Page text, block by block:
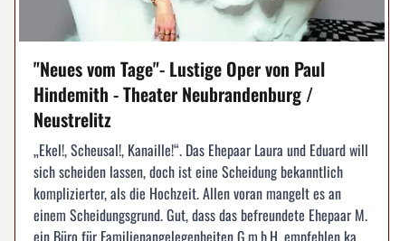
"Neues vom Tage"- Lustige Oper von Paul
Hindemith - Theater Neubrandenburg /
Neustrelitz
„Ekel!, Scheusal!, Kanaille!“. Das Ehepaar Laura und Eduard will
sich scheiden lassen, doch ist eine Scheidung bekanntlich
komplizierter, als die Hochzeit. Allen voran mangelt es an
einem Scheidungsgrund. Gut, dass das befreundete Ehepaar M.
ein Büro für Familienangelegenheiten G.m.b.H. empfehlen ka...